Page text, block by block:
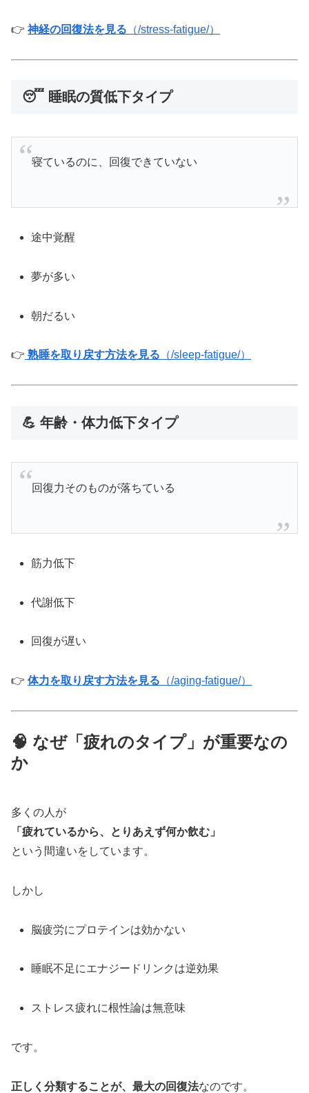
👉 神経の回復法を見る （/stress-fatigue/）
😴 睡眠の質低下タイプ
寝ているのに、回復できていない
途中覚醒
夢が多い
朝だるい
👉 熟睡を取り戻す方法を見る （/sleep-fatigue/）
💪 年齢・体力低下タイプ
回復力そのものが落ちている
筋力低下
代謝低下
回復が遅い
👉 体力を取り戻す方法を見る （/aging-fatigue/）
🧠 なぜ「疲れのタイプ」が重要なの
か
多くの人が
「疲れているから、とりあえず何か飲む」
という間違いをしています。
しかし
脳疲労にプロテインは効かない
睡眠不足にエナジードリンクは逆効果
ストレス疲れに根性論は無意味
です。
正しく分類することが、最大の回復法なのです。